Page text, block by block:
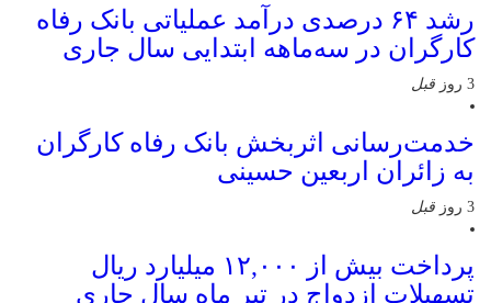
رشد ۶۴ درصدی درآمد عملیاتی بانک رفاه
کارگران در سه‌ماهه ابتدایی سال جاری
3 روز قبل
خدمت‌رسانی اثربخش بانک رفاه کارگران
به زائران اربعین حسینی
3 روز قبل
پرداخت بیش از ۱۲,۰۰۰ میلیارد ریال
تسهیلات ازدواج در تیر ماه سال جاری